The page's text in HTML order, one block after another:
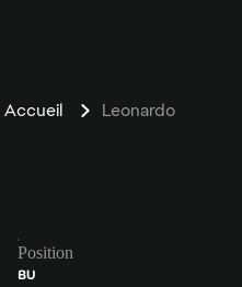
Accueil Leonardo
Position
BU